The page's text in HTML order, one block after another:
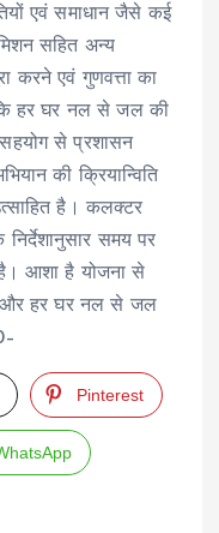
एवं समाधान जैसे कई
सहित अन्य
करने एवं गुणवत्ता का
हर घर नल से जल की
से प्रशासन
की क्रियान्विति
है। कलक्टर
समय पर
आशा है योजना से
और हर घर नल से जल
Pinterest